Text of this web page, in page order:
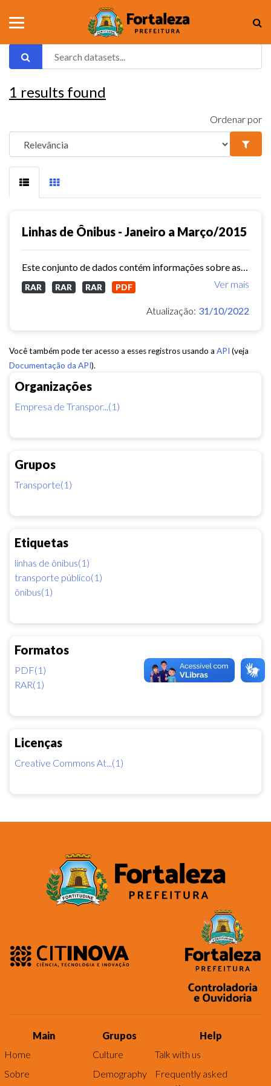
Organizações
Empresa de Transpor...(1)
Grupos
Transporte(1)
Etiquetas
linhas de ônibus(1)
transporte público(1)
ônibus(1)
Formatos
PDF(1)
RAR(1)
Licenças
Creative Commons At...(1)
1 results found
Ordenar por
Linhas de Ônibus - Janeiro a Março/2015
Ver mais
RAR RAR RAR PDF
Atualização: 31/10/2022
Você também pode ter acesso a esses registros usando a API (veja
Documentação da API).
Main
Home
Sobre
Grupos
Culture
Demography
Help
Talk with us
Frequently asked